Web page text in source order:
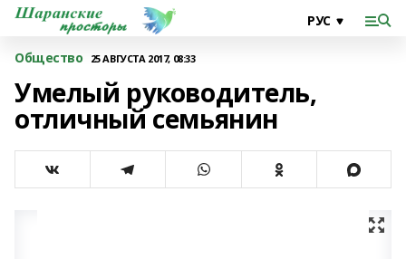
Общество 25 АВГУСТА 2017, 08:33
Умелый руководитель,
отличный семьянин